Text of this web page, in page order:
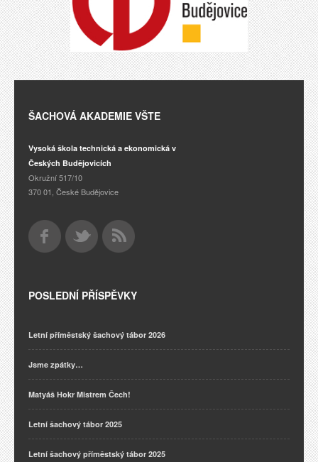
ŠACHOVÁ AKADEMIE VŠTE
Vysoká škola technická a ekonomická v
Českých Budějovicích
Okružní 517/10
370 01, České Budějovice
POSLEDNÍ PŘÍSPĚVKY
Letní příměstský šachový tábor 2026
Jsme zpátky…
Matyáš Hokr Mistrem Čech!
Letní šachový tábor 2025
Letní šachový příměstský tábor 2025